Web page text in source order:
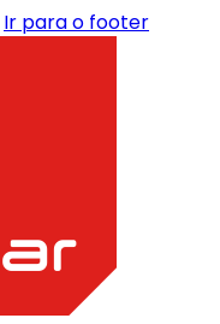
Ir para o footer